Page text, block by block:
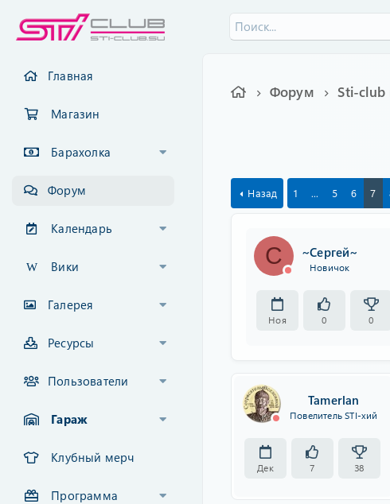
Главная
Магазин
Барахолка
Форум
Календарь
Вики
Галерея
Ресурсы
Пользователи
Гараж
Клубный мерч
Программа
Форум Sti-club
Назад 1 ... 5 6 7
С ~Сергей~
Новичок
Ноя 0 0
Tamerlan
Повелитель STI-хий
Дек 7 38